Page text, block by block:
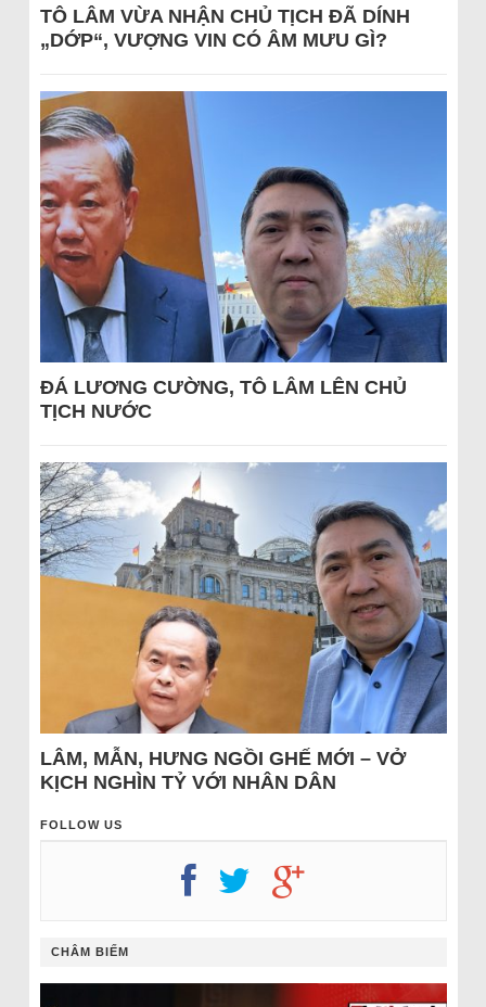
TÔ LÂM VỪA NHẬN CHỦ TỊCH ĐÃ DÍNH
„DỚP“, VƯỢNG VIN CÓ ÂM MƯU GÌ?
ĐÁ LƯƠNG CƯỜNG, TÔ LÂM LÊN CHỦ
TỊCH NƯỚC
LÂM, MẪN, HƯNG NGỒI GHẾ MỚI – VỞ
KỊCH NGHÌN TỶ VỚI NHÂN DÂN
FOLLOW US
CHÂM BIẾM